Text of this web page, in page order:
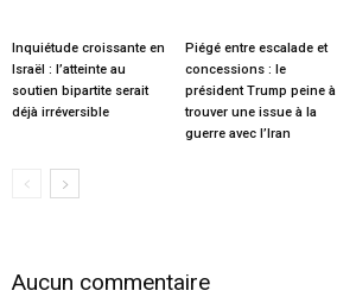
Inquiétude croissante en
Israël : l’atteinte au
soutien bipartite serait
déjà irréversible
Piégé entre escalade et
concessions : le
président Trump peine à
trouver une issue à la
guerre avec l’Iran
Aucun commentaire